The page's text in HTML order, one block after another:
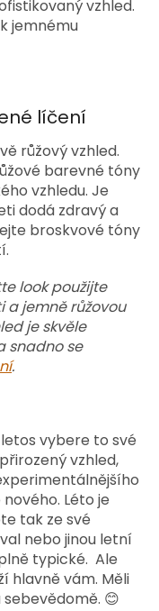
vzhled.
jemnému
líčení
růžový vzhled.
barevné tóny
vzhledu. Je
dodá zdravý a
broskvové tóny
look použijte
a jemně růžovou
je skvěle
snadno se
.
vybere to své
vzhled,
Léto je
tak ze své
nebo jinou letní
typické. Ale
hlavně vám. Měli
😊